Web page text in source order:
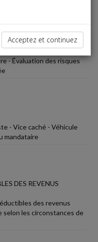
DE
- Évaluation des risques
- Vice caché - Véhicule
mandataire
DES REVENUS
des revenus
selon les circonstances de
Acceptez et continuez